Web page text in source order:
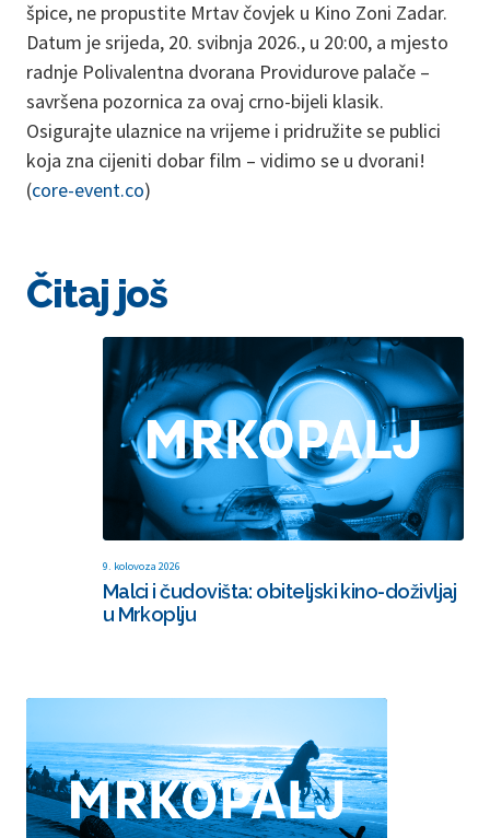
špice, ne propustite Mrtav čovjek u Kino Zoni Zadar.
Datum je srijeda, 20. svibnja 2026., u 20:00, a mjesto
radnje Polivalentna dvorana Providurove palače –
savršena pozornica za ovaj crno-bijeli klasik.
Osigurajte ulaznice na vrijeme i pridružite se publici
koja zna cijeniti dobar film – vidimo se u dvorani!
(core-event.co)
Čitaj još
9. kolovoza 2026
Malci i čudovišta: obiteljski kino-doživljaj
u Mrkoplju